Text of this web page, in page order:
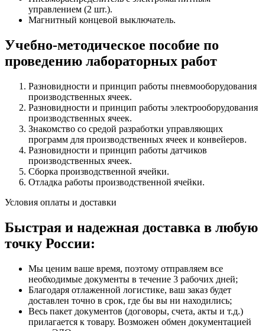
управлением (2 шт.).
Магнитный концевой выключатель.
Учебно-методическое пособие по
проведению лабораторных работ
Разновидности и принцип работы пневмооборудования
производственных ячеек.
Разновидности и принцип работы электрооборудования
производственных ячеек.
Знакомство со средой разработки управляющих
программ для производственных ячеек и конвейеров.
Разновидности и принцип работы датчиков
производственных ячеек.
Сборка производственной ячейки.
Отладка работы производственной ячейки.
Условия оплаты и доставки
Быстрая и надежная доставка в любую
точку России:
Мы ценим ваше время, поэтому отправляем все
необходимые документы в течение 3 рабочих дней;
Благодаря отлаженной логистике, ваш заказ будет
доставлен точно в срок, где бы вы ни находились;
Весь пакет документов (договоры, счета, акты и т.д.)
прилагается к товару. Возможен обмен документацией